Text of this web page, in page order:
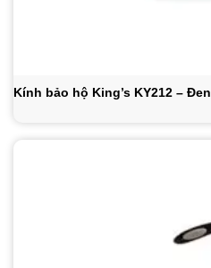
Kính bảo hộ King’s KY212 – Đen